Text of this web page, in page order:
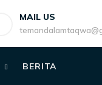
MAIL US
BERITA